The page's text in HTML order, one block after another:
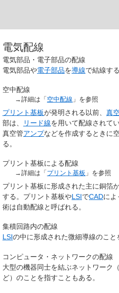
電気配線
電気部品・電子部品の配線
電気部品や電子部品を導線で結線す
空中配線
→詳細は「 空中配線 」を参照
プリント基板が発明される以前、 真
部は、
リード線を用いて配線されて
真空管アンプなどを作成するときに
る。
プリント基板による配線
→詳細は「 プリント基板 」を参照
プリント基板に形成された主に銅箔
する。プリント基板やLSIでCADによ
術は自動配線と呼ばれる。
集積回路内の配線
LSIの中に形成された微細導線のこと
コンピュータ・ネットワークの配線
大型の機器同士を結ぶネットワーク（
ど）のことを指すこともある。